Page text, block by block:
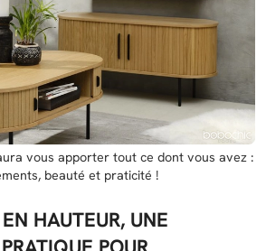
vous apporter tout ce dont vous avez :
beauté et praticité !
HAUTEUR, UNE